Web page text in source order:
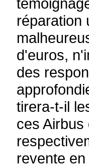
réparation
d'euros,
des
tirera-t-il
ces
revente